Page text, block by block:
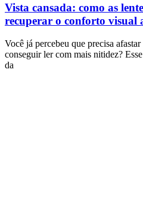
Vista cansada: como as
recuperar o conforto visual
Você já percebeu que precisa
conseguir ler com mais nitidez?
da